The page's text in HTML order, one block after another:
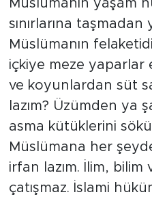
Müslümanın yaşam
sınırlarına taşmadan
Müslümanın
içkiye meze yaparlar
ve koyunlardan süt
lazım? Üzümden ya
asma kütüklerini
Müslümana her
irfan lazım. İlim, bilim